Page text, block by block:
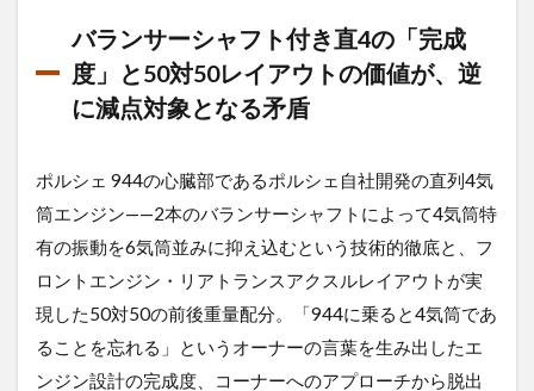
シェ
944
を最
高額
で売
「専
門
の選
び方
2.1
プロ
バランサーシャフト付き直4の「完成
度」と50対50レイアウトの価値が、逆
に減点対象となる矛盾
ポルシェ 944の心臓部であるポルシェ自社開発の直列4気
筒エンジン——2本のバランサーシャフトによって4気筒特
有の振動を6気筒並みに抑え込むという技術的徹底と、フ
ロントエンジン・リアトランスアクスルレイアウトが実
現した50対50の前後重量配分。「944に乗ると4気筒であ
ることを忘れる」というオーナーの言葉を生み出したエ
ンジン設計の完成度、コーナーへのアプローチから脱出